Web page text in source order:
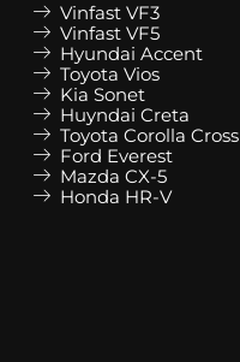
Vinfast VF3
Vinfast VF5
Hyundai Accent
Toyota Vios
Kia Sonet
Huyndai Creta
Toyota Corolla Cross
Ford Everest
Mazda CX-5
Honda HR-V